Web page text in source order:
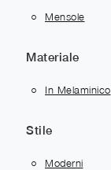
Mensole
Materiale
In Melaminico
Stile
Moderni